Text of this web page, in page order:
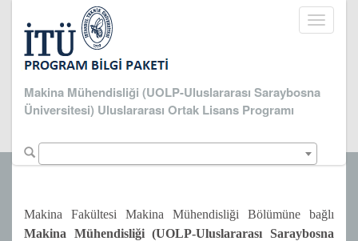
Toggle
Makina Mühendisliği (UOLP-Uluslararası Saraybosna
Üniversitesi) Uluslararası Ortak Lisans Programı
Makina Fakültesi Makina Mühendisliği Bölümüne bağlı
Makina Mühendisliği (UOLP-Uluslararası Saraybosna